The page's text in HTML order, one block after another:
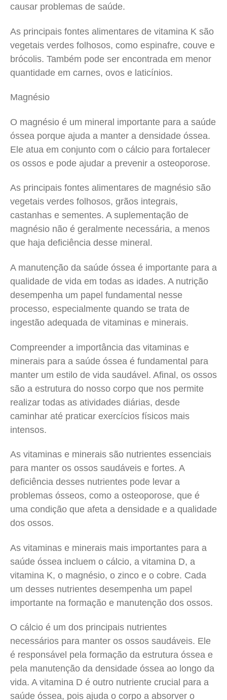
causar problemas de saúde.
As principais fontes alimentares de vitamina K são
vegetais verdes folhosos, como espinafre, couve e
brócolis. Também pode ser encontrada em menor
quantidade em carnes, ovos e laticínios.
Magnésio
O magnésio é um mineral importante para a saúde
óssea porque ajuda a manter a densidade óssea.
Ele atua em conjunto com o cálcio para fortalecer
os ossos e pode ajudar a prevenir a osteoporose.
As principais fontes alimentares de magnésio são
vegetais verdes folhosos, grãos integrais,
castanhas e sementes. A suplementação de
magnésio não é geralmente necessária, a menos
que haja deficiência desse mineral.
A manutenção da saúde óssea é importante para a
qualidade de vida em todas as idades. A nutrição
desempenha um papel fundamental nesse
processo, especialmente quando se trata de
ingestão adequada de vitaminas e minerais.
Compreender a importância das vitaminas e
minerais para a saúde óssea é fundamental para
manter um estilo de vida saudável. Afinal, os ossos
são a estrutura do nosso corpo que nos permite
realizar todas as atividades diárias, desde
caminhar até praticar exercícios físicos mais
intensos.
As vitaminas e minerais são nutrientes essenciais
para manter os ossos saudáveis e fortes. A
deficiência desses nutrientes pode levar a
problemas ósseos, como a osteoporose, que é
uma condição que afeta a densidade e a qualidade
dos ossos.
As vitaminas e minerais mais importantes para a
saúde óssea incluem o cálcio, a vitamina D, a
vitamina K, o magnésio, o zinco e o cobre. Cada
um desses nutrientes desempenha um papel
importante na formação e manutenção dos ossos.
O cálcio é um dos principais nutrientes
necessários para manter os ossos saudáveis. Ele
é responsável pela formação da estrutura óssea e
pela manutenção da densidade óssea ao longo da
vida. A vitamina D é outro nutriente crucial para a
saúde óssea, pois ajuda o corpo a absorver o